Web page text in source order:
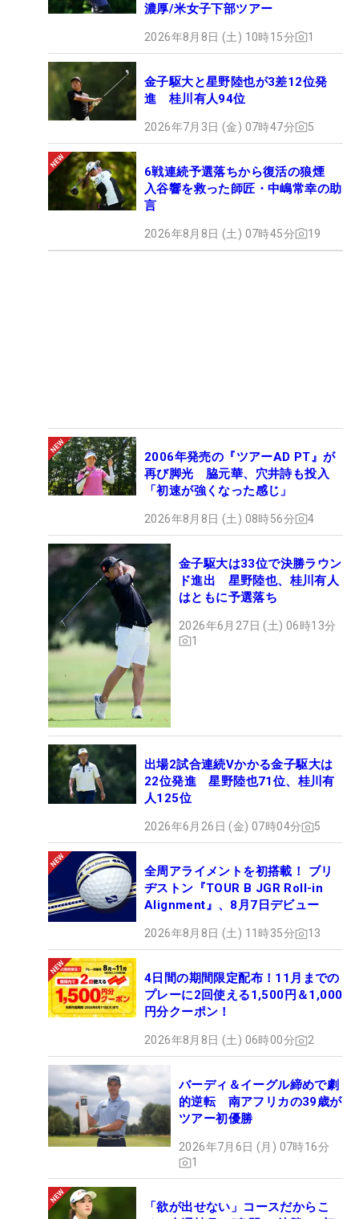
濃厚/米女子下部ツアー
2026年8月8日 (土) 10時15分 1
金子駆大と星野陸也が3差12位発
進 桂川有人94位
2026年7月3日 (金) 07時47分 5
6戦連続予選落ちから復活の狼煙
入谷響を救った師匠・中嶋常幸の助
言
2026年8月8日 (土) 07時45分 19
2006年発売の『ツアーAD PT』が
再び脚光 脇元華、穴井詩も投入
「初速が強くなった感じ」
2026年8月8日 (土) 08時56分 4
金子駆大は33位で決勝ラウン
ド進出 星野陸也、桂川有人
はともに予選落ち
2026年6月27日 (土) 06時13分
1
出場2試合連続Vかかる金子駆大は
22位発進 星野陸也71位、桂川有
人125位
2026年6月26日 (金) 07時04分 5
全周アライメントを初搭載！ ブリ
ヂストン『TOUR B JGR Roll-in
Alignment』、8月7日デビュー
2026年8月8日 (土) 11時35分 13
4日間の期間限定配布！11月までの
プレーに2回使える1,500円＆1,000
円分クーポン！
2026年8月8日 (土) 06時00分 2
バーディ＆イーグル締めで劇
的逆転 南アフリカの39歳が
ツアー初優勝
2026年7月6日 (月) 07時16分
1
「欲が出せない」コースだからこ